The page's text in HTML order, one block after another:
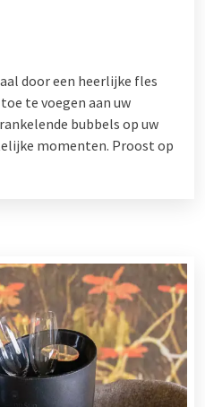
door een heerlijke fles
te voegen aan uw
bubbels op uw
momenten. Proost op